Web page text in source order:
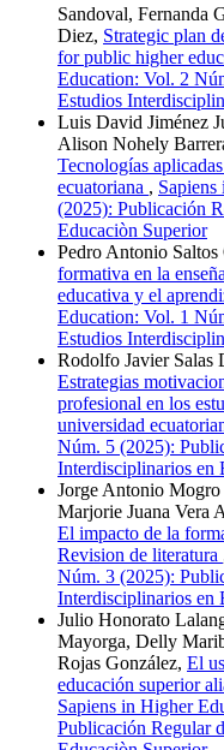
Sandoval, Fernanda
Diez, Strategic plan
for public higher
Education: Vol. 2
Estudios
Luis David Jiménez
Alison Nohely
Tecnologías
ecuatoriana ,
(2025): Publicación
Educaciòn Superior
Pedro Antonio Saltos
formativa en la
educativa y el
Education: Vol. 1
Estudios
Rodolfo Javier Salas
Estrategias
profesional en los
universidad
Núm. 5 (2025):
Interdisciplinarios en
Jorge Antonio
Marjorie Juana Vera
El impacto de la
Revision de literatura
Núm. 3 (2025):
Interdisciplinarios en
Julio Honorato
Mayorga, Delly
Rojas González, El
educación superior
Sapiens in Higher
Publicación Regular